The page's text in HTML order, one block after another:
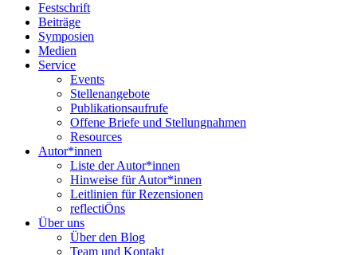
Festschrift
Beiträge
Symposien
Medien
Service
Events
Stellenangebote
Publikationsaufrufe
Offene Briefe und Stellungnahmen
Resources
Autor*innen
Liste der Autor*innen
Hinweise für Autor*innen
Leitlinien für Rezensionen
reflectiÖns
Über uns
Über den Blog
Team und Kontakt